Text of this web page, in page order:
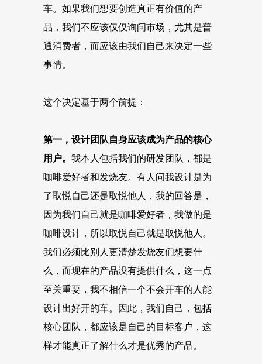
车。如果我们想要创造真正有价值的产
品，我们不应该仅仅询问市场，尤其是普
通消费者，而应该由我们自己来决定一些
事情。
这个决定基于两个前提：
第一， 设计团队自身应该成为产品的核心
用户。 我本人包括我们的研发团队，都是
咖啡爱好者和发烧友。有人问我设计是为
了取悦自己还是取悦他人，我的回答是，
因为我们自己就是咖啡爱好者，我做的是
咖啡设计，所以取悦自己就是取悦他人。
我们必须比别人更清楚发烧友们想要什
么，而现在的产品没有提供什么，这一点
至关重要，我不相信一个不会开车的人能
设计出好开的车。因此，我们自己，包括
核心团队，都应该是自己的目标客户，这
样才能真正了解什么才是优秀的产品。